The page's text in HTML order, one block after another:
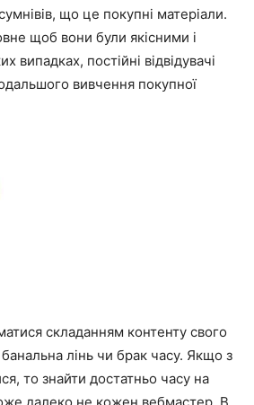
що це покупні матеріали.
щоб вони були якісними і
випадках, постійні відвідувачі
вивчення покупної
складанням контенту свого
лінь чи брак часу. Якщо з
то знайти достатньо часу на